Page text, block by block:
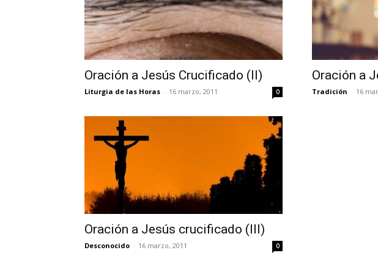
Oración a Jesús Crucificado (II)
Liturgia de las Horas - 16 marzo, 2011 0
Oración a
Tradición - 16
Oración a Jesús crucificado (III)
Desconocido - 16 marzo, 2011 0